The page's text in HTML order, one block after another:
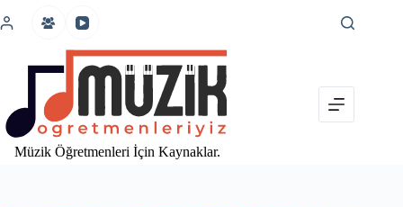
atla
Müzik Öğretmenleri İçin Kaynaklar.